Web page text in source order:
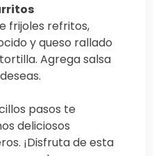
frijoles refritos,
y queso rallado
Agrega salsa
pasos te
deliciosos
¡Disfruta de esta